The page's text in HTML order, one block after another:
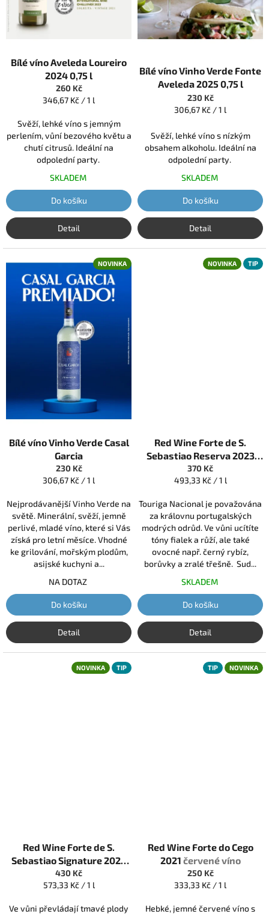
t
m
e
Bílé víno Aveleda Loureiro
2024 0,75 l
260 Kč
Měrná
346,67 Kč / 1 l
Svěží, lehké víno s jemným
perlením, vůní bezového květu a
chutí citrusů. Ideální na
odpolední party.
SKLADEM
Do košíku
Detail
hodnocení
produktu
je
5,0
hvězdiček.
Bílé víno Vinho Verde Fonte
Aveleda 2025 0,75 l
230 Kč
Měrná
306,67 Kč / 1 l
Svěží, lehké víno s nízkým
obsahem alkoholu. Ideální na
odpolední party.
SKLADEM
Do košíku
Detail
NOVINKA
Bílé víno Vinho Verde Casal
Garcia
230 Kč
Měrná
306,67 Kč / 1 l
Nejprodávanější Vinho Verde na
světě. Minerální, svěží, jemně
perlivé, mladé víno, které si Vás
získá pro letní měsíce. Vhodné
ke grilování, mořským plodům,
asijské kuchyni a...
NA DOTAZ
Do košíku
Detail
NOVINKA TIP
Red Wine Forte de S.
Sebastiao Reserva 2023
červené víno
370 Kč
Měrná
493,33 Kč / 1 l
Touriga Nacional je považována
za královnu portugalských
modrých odrůd. Ve vůni ucítíte
tóny fialek a růží, ale také
ovocné např. černý rybíz,
borůvky a zralé třešně. Sud...
SKLADEM
Do košíku
Detail
NOVINKA TIP
Red Wine Forte de S.
Sebastiao Signature 2023
červené víno
430 Kč
Měrná
573,33 Kč / 1 l
Ve vůni převládají tmavé plody
TIP NOVINKA
Red Wine Forte do Cego
2021 červené víno
250 Kč
Měrná
333,33 Kč / 1 l
Hebké, jemné červené víno s